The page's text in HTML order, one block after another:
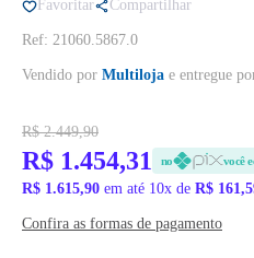
Favoritar Compartilhar
Ref: 21060.5867.0
Vendido por Multiloja e entregue
R$ 2.449,90
R$ 1.454,31 no você
R$ 1.615,90 em até 10x de R$
Confira as formas de pagamento